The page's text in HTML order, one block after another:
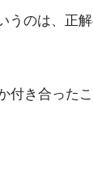
うのは、正
付き合った